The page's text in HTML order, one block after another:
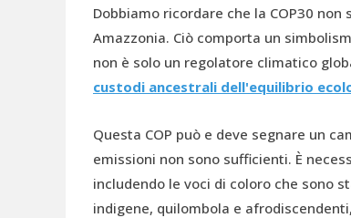
Dobbiamo ricordare che la COP30
Amazzonia. Ciò comporta un
non è solo un regolatore climatico
custodi ancestrali dell'equilibrio
Questa COP può e deve segnare un
emissioni non sono sufficienti. È
includendo le voci di coloro che sono
indigene, quilombola e